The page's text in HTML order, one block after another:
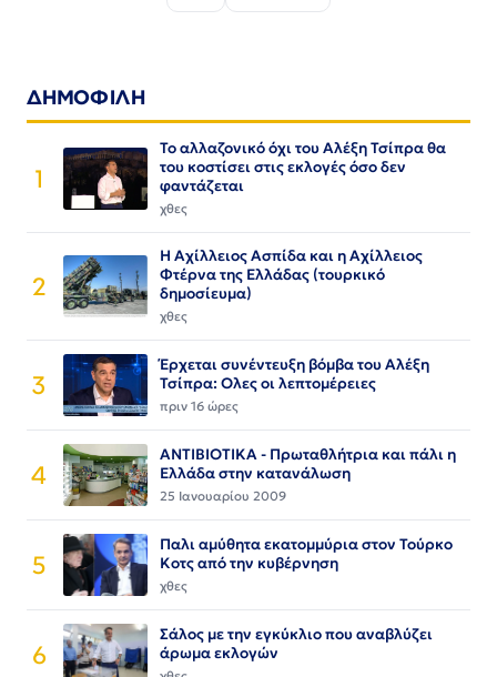
ΔΗΜΟΦΙΛΗ
1
Το αλλαζονικό όχι του Αλέξη Τσίπρα θα
του κοστίσει στις εκλογές όσο δεν
φαντάζεται
χθες
2
Η Αχίλλειος Ασπίδα και η Αχίλλειος
Φτέρνα της Ελλάδας (τουρκικό
δημοσίευμα)
χθες
3
Έρχεται συνέντευξη βόμβα του Αλέξη
Τσίπρα: Ολες οι λεπτομέρειες
πριν 16 ώρες
4
ΑΝΤΙΒΙΟΤΙΚΑ - Πρωταθλήτρια και πάλι η
Ελλάδα στην κατανάλωση
25 Ιανουαρίου 2009
5
Παλι αμύθητα εκατομμύρια στον Τούρκο
Κοτς από την κυβέρνηση
χθες
6
Σάλος με την εγκύκλιο που αναβλύζει
άρωμα εκλογών